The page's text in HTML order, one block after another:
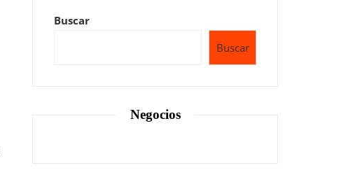
Buscar
Buscar
Negocios